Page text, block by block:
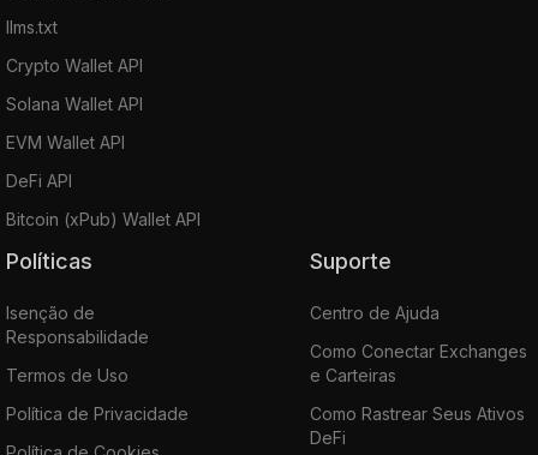
llms.txt
Crypto Wallet API
Solana Wallet API
EVM Wallet API
DeFi API
Bitcoin (xPub) Wallet API
Políticas
Isenção de
Responsabilidade
Termos de Uso
Política de Privacidade
Suporte
Centro de Ajuda
Como Conectar Exchanges
e Carteiras
Como Rastrear Seus Ativos
DeFi